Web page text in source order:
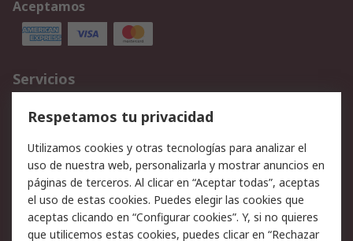
Aceptamos
Servicios
Cómo realizar pedidos
Devoluciones
Facturación y pago
Ofertas
Soporte técnico
Legal
Aviso legal
Política de privacidad -
Respetamos tu privacidad
Utilizamos cookies y otras tecnologías para analizar el
uso de nuestra web, personalizarla y mostrar anuncios en
páginas de terceros. Al clicar en “Aceptar todas”, aceptas
el uso de estas cookies. Puedes elegir las cookies que
aceptas clicando en “Configurar cookies”. Y, si no quieres
que utilicemos estas cookies, puedes clicar en “Rechazar